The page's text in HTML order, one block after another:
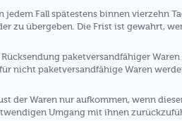
Fall spätestens binnen vierzehn
zu übergeben. Die Frist ist gewahrt,
paketversandfähiger
nicht paketversandfähige Waren
der Waren nur aufkommen, wenn
Umgang mit ihnen